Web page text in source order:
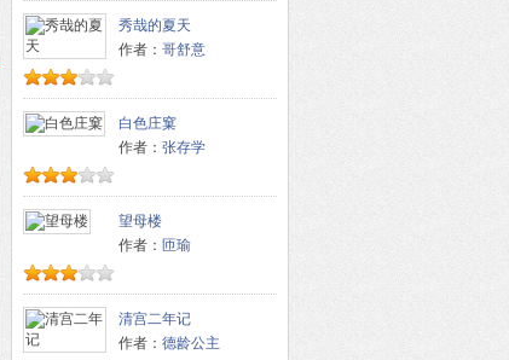
秀哉的夏天
作者： 哥舒意
白色庄窠
作者： 张存学
望母楼
作者： 匝瑜
清宫二年记
作者： 德龄公主